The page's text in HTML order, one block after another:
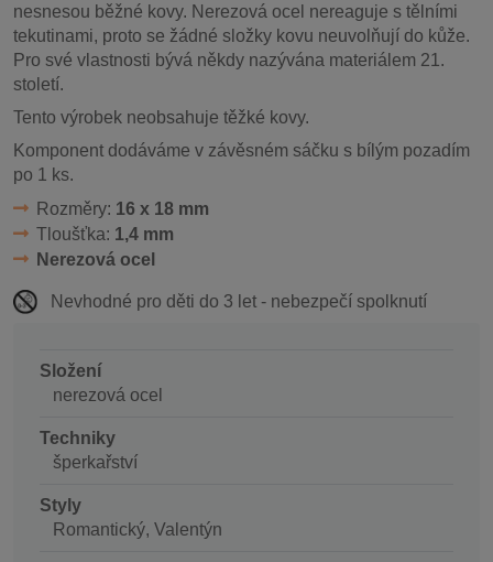
nesnesou běžné kovy. Nerezová ocel nereaguje s tělními
tekutinami, proto se žádné složky kovu neuvolňují do kůže.
Pro své vlastnosti bývá někdy nazývána materiálem 21.
století.
Tento výrobek neobsahuje těžké kovy.
Komponent dodáváme v závěsném sáčku s bílým pozadím
po 1 ks.
Rozměry: 16 x 18 mm
Tloušťka: 1,4 mm
Nerezová ocel
Nevhodné pro děti do 3 let - nebezpečí spolknutí
Složení
nerezová ocel
Techniky
šperkařství
Styly
Romantický, Valentýn